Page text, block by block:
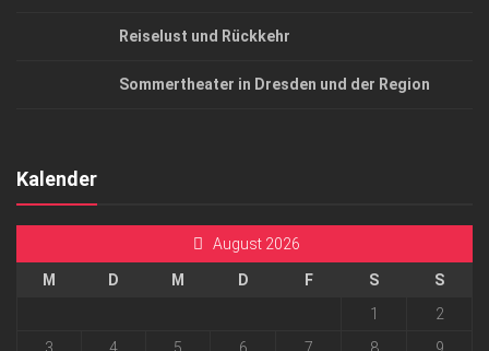
Reiselust und Rückkehr
Sommertheater in Dresden und der Region
Kalender
August 2026
M D M D F S
S
1
2